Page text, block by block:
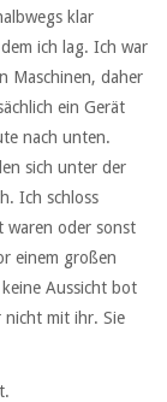
klar
ich lag. Ich war
Maschinen, daher
ein Gerät
nach unten.
sich unter der
Ich schloss
waren oder sonst
einem großen
Aussicht bot
nicht mit ihr. Sie